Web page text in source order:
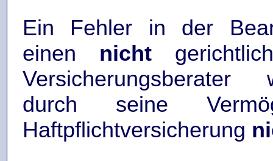
Ein Fehler in der
einen nicht
durch seine
Haftpflichtversicherung